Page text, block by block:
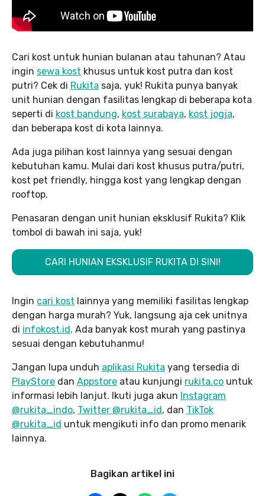
Cari kost untuk hunian bulanan atau tahunan? Atau
ingin sewa kost khusus untuk kost putra dan kost
putri? Cek di Rukita saja, yuk! Rukita punya banyak
unit hunian dengan fasilitas lengkap di beberapa kota
seperti di kost bandung, kost surabaya, kost jogja,
dan beberapa kost di kota lainnya.
Ada juga pilihan kost lainnya yang sesuai dengan
kebutuhan kamu. Mulai dari kost khusus putra/putri,
kost pet friendly, hingga kost yang lengkap dengan
rooftop.
Penasaran dengan unit hunian eksklusif Rukita? Klik
tombol di bawah ini saja, yuk!
CARI HUNIAN EKSKLUSIF RUKITA DI SINI!
Ingin cari kost lainnya yang memiliki fasilitas lengkap
dengan harga murah? Yuk, langsung aja cek unitnya
di infokost.id. Ada banyak kost murah yang pastinya
sesuai dengan kebutuhanmu!
Jangan lupa unduh aplikasi Rukita yang tersedia di
PlayStore dan Appstore atau kunjungi rukita.co untuk
informasi lebih lanjut. Ikuti juga akun Instagram
@rukita_indo, Twitter @rukita_id, dan TikTok
@rukita_id untuk mengikuti info dan promo menarik
lainnya.
Bagikan artikel ini